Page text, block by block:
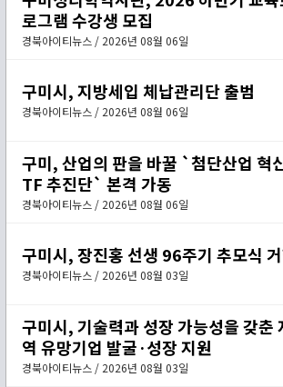
로그램 수강생 모집
경북아이티뉴스 / 2026년 08월 06일
구미시, 지방세입 체납관리단 출범
경북아이티뉴스 / 2026년 08월 06일
구미, 산업의 판을 바꿀 `첨단산업 혁
TF 추진단` 본격 가동
경북아이티뉴스 / 2026년 08월 06일
구미시, 장진홍 선생 96주기 추모식
경북아이티뉴스 / 2026년 08월 03일
구미시, 기술력과 성장 가능성을 갖춘
역 유망기업 발굴·성장 지원
경북아이티뉴스 / 2026년 08월 03일